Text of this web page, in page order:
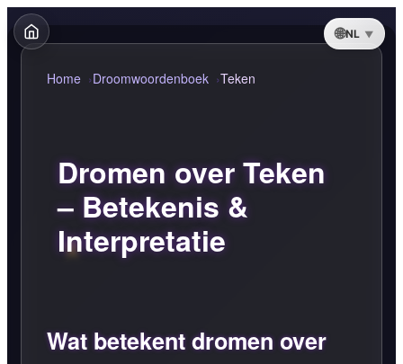
NL
Home Droomwoordenboek Teken
Dromen over Teken
– Betekenis &
Interpretatie
Wat betekent dromen over